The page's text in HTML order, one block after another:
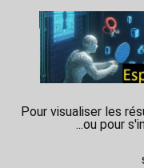
Pour visualiser les
...ou pour